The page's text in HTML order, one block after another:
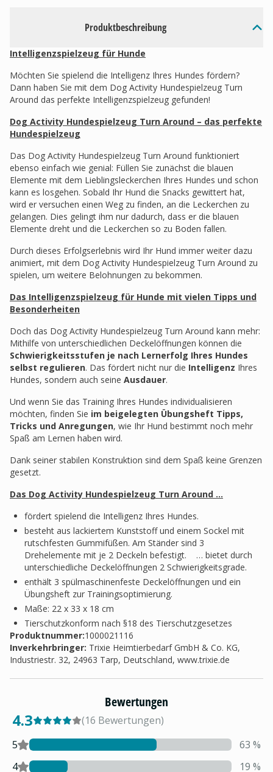
Produktbeschreibung
Intelligenzspielzeug für Hunde
Möchten Sie spielend die Intelligenz Ihres Hundes fördern?
Dann haben Sie mit dem Dog Activity Hundespielzeug Turn
Around das perfekte Intelligenzspielzeug gefunden!
Dog Activity Hundespielzeug Turn Around – das perfekte
Hundespielzeug
Das Dog Activity Hundespielzeug Turn Around funktioniert
ebenso einfach wie genial: Füllen Sie zunächst die blauen
Elemente mit dem Lieblingsleckerchen Ihres Hundes und schon
kann es losgehen. Sobald Ihr Hund die Snacks gewittert hat,
wird er versuchen einen Weg zu finden, an die Leckerchen zu
gelangen. Dies gelingt ihm nur dadurch, dass er die blauen
Elemente dreht und die Leckerchen so zu Boden fallen.
Durch dieses Erfolgserlebnis wird Ihr Hund immer weiter dazu
animiert, mit dem Dog Activity Hundespielzeug Turn Around zu
spielen, um weitere Belohnungen zu bekommen.
Das Intelligenzspielzeug für Hunde mit vielen Tipps und
Besonderheiten
Doch das Dog Activity Hundespielzeug Turn Around kann mehr:
Mithilfe von unterschiedlichen Deckelöffnungen können die
Schwierigkeitsstufen je nach Lernerfolg Ihres Hundes
selbst regulieren. Das fördert nicht nur die Intelligenz Ihres
Hundes, sondern auch seine Ausdauer.
Und wenn Sie das Training Ihres Hundes individualisieren
möchten, finden Sie im beigelegten Übungsheft Tipps,
Tricks und Anregungen, wie Ihr Hund bestimmt noch mehr
Spaß am Lernen haben wird.
Dank seiner stabilen Konstruktion sind dem Spaß keine Grenzen
gesetzt.
Das Dog Activity Hundespielzeug Turn Around ...
fördert spielend die Intelligenz Ihres Hundes.
besteht aus lackiertem Kunststoff und einem Sockel mit
rutschfesten Gummifüßen. Am Ständer sind 3
Drehelemente mit je 2 Deckeln befestigt. … bietet durch
unterschiedliche Deckelöffnungen 2 Schwierigkeitsgrade.
enthält 3 spülmaschinenfeste Deckelöffnungen und ein
Übungsheft zur Trainingsoptimierung.
Maße: 22 x 33 x 18 cm
Tierschutzkonform nach §18 des Tierschutzgesetzes
Produktnummer:1000021116
Inverkehrbringer: Trixie Heimtierbedarf GmbH & Co. KG,
Industriestr. 32, 24963 Tarp, Deutschland, www.trixie.de
Bewertungen
4.3 (16 Bewertungen)
5
63 %
4
19 %